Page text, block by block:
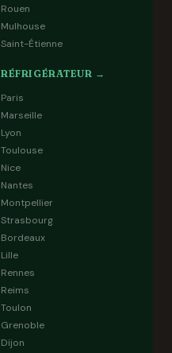
Rouen
Mulhouse
Saint-Étienne
RÉFRIGÉRATEUR →
Paris
Marseille
Lyon
Toulouse
Nice
Nantes
Montpellier
Strasbourg
Bordeaux
Lille
Rennes
Reims
Toulon
Grenoble
Dijon